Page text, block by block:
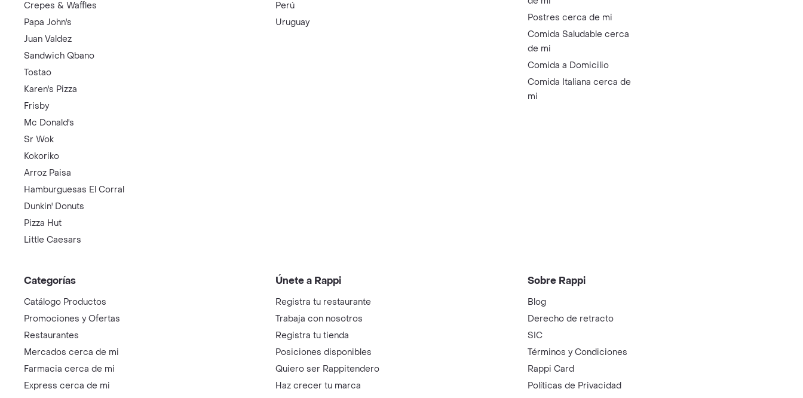
Crepes & Waffles
Papa John's
Juan Valdez
Sandwich Qbano
Tostao
Karen's Pizza
Frisby
Mc Donald's
Sr Wok
Kokoriko
Arroz Paisa
Hamburguesas El Corral
Dunkin' Donuts
Pizza Hut
Little Caesars
Perú
Uruguay
Postres cerca de mi
Comida Saludable cerca
de mi
Comida a Domicilio
Comida Italiana cerca de
mi
Categorías
Catálogo Productos
Promociones y Ofertas
Restaurantes
Mercados cerca de mi
Farmacia cerca de mi
Express cerca de mi
Únete a Rappi
Registra tu restaurante
Trabaja con nosotros
Registra tu tienda
Posiciones disponibles
Quiero ser Rappitendero
Haz crecer tu marca
Sobre Rappi
Blog
Derecho de retracto
SIC
Términos y Condiciones
Rappi Card
Políticas de Privacidad